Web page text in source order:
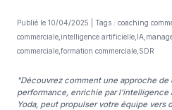
Publié le 10/04/2025 | Tags : coaching
commerciale,intelligence
commerciale,formation commerciale,SDR
"Découvrez comment une approche
performance, enrichie par l'intelligence
Yoda, peut propulser votre équipe vers